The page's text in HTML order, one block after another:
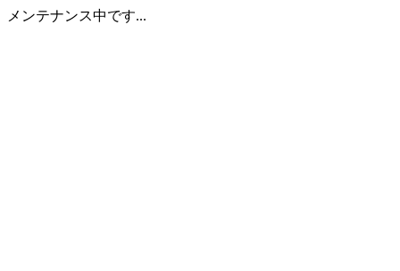
メンテナンス中です...